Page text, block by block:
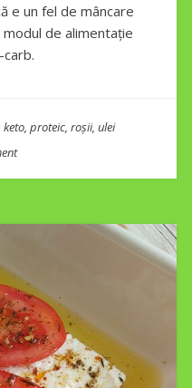
e un fel de mâncare
de alimentație
keto, proteic, roșii, ulei